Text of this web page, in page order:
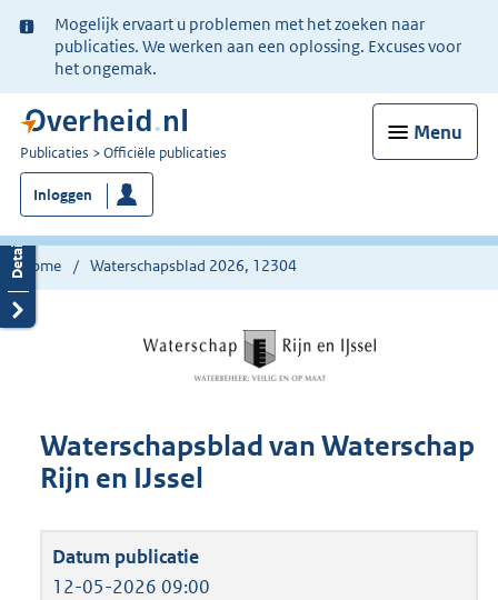
Ter
informatie:
Mogelijk ervaart u problemen met het zoeken naar
publicaties. We werken aan een oplossing. Excuses voor
het ongemak.
Menu
U
bent
nu
hier:
Publicaties Officiële publicaties
Inloggen
Home Waterschapsblad 2026, 12304
Waterschapsblad van Waterschap
Rijn en IJssel
12-05-2026 09:00